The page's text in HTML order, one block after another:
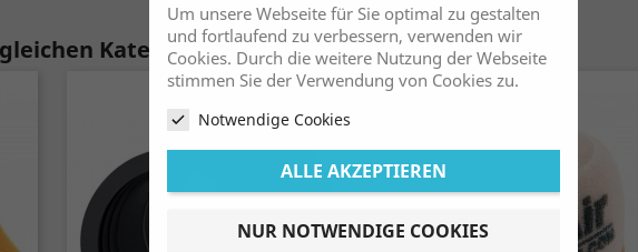
Um unsere Webseite für Sie optimal zu gestalten
und fortlaufend zu verbessern, verwenden wir
Cookies. Durch die weitere Nutzung der Webseite
stimmen Sie der Verwendung von Cookies zu.
Notwendige Cookies
ALLE AKZEPTIEREN
NUR NOTWENDIGE COOKIES
Kategorie: